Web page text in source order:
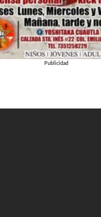
Publicidad